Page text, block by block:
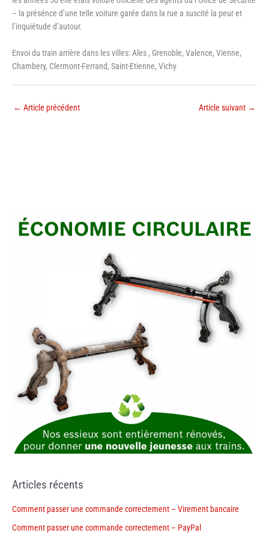
– la présénce d’une telle voiture garée dans la rue a suscité la peur et
l’inquiétude d’autour.
Envoi du train arrière dans les villes: Ales , Grenoble, Valence, Vienne,
Chambery, Clermont-Ferrand, Saint-Etienne, Vichy
← Article précédent Article suivant →
Articles récents
Comment passer une commande correctement – Virement bancaire
Comment passer une commande correctement – PayPal